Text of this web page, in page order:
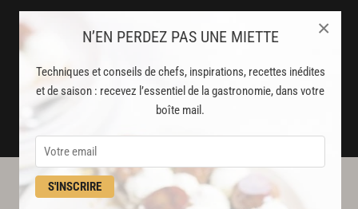
N’EN PERDEZ PAS UNE MIETTE
Techniques et conseils de chefs, inspirations, recettes inédites
et de saison : recevez l’essentiel de la gastronomie, dans votre
boîte mail.
S'INSCRIRE
×
Stop pub
un service garanti sans publicité
JE M'ABONNE
L'ACADÉMIE DU GOÛT VOUS